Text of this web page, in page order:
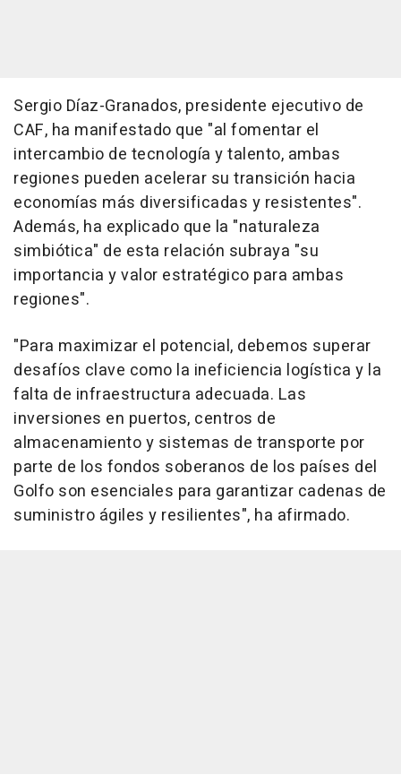
Sergio Díaz-Granados, presidente ejecutivo de
CAF, ha manifestado que "al fomentar el
intercambio de tecnología y talento, ambas
regiones pueden acelerar su transición hacia
economías más diversificadas y resistentes".
Además, ha explicado que la "naturaleza
simbiótica" de esta relación subraya "su
importancia y valor estratégico para ambas
regiones".
"Para maximizar el potencial, debemos superar
desafíos clave como la ineficiencia logística y la
falta de infraestructura adecuada. Las
inversiones en puertos, centros de
almacenamiento y sistemas de transporte por
parte de los fondos soberanos de los países del
Golfo son esenciales para garantizar cadenas de
suministro ágiles y resilientes", ha afirmado.